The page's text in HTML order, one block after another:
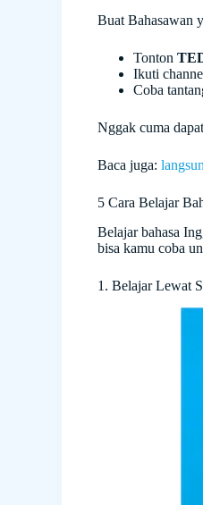
Buat Bahasawan
Tonton
Ikuti
Coba
Nggak cuma
Baca juga:
5 Cara Belajar
Belajar bahasa
bisa kamu coba
1. Belajar Lewat